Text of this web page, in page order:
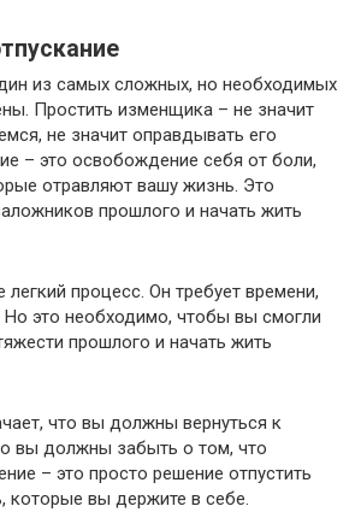
из самых сложных, но необходимых
Простить изменщика – не значит
не значит оправдывать его
– это освобождение себя от боли,
отравляют вашу жизнь.​ Это
прошлого и начать жить
процесс. Он требует времени,
Но это необходимо, чтобы вы смогли
прошлого и начать жить
что вы должны вернуться к
вы должны забыть о том, что
– это просто решение отпустить
которые вы держите в себе.​